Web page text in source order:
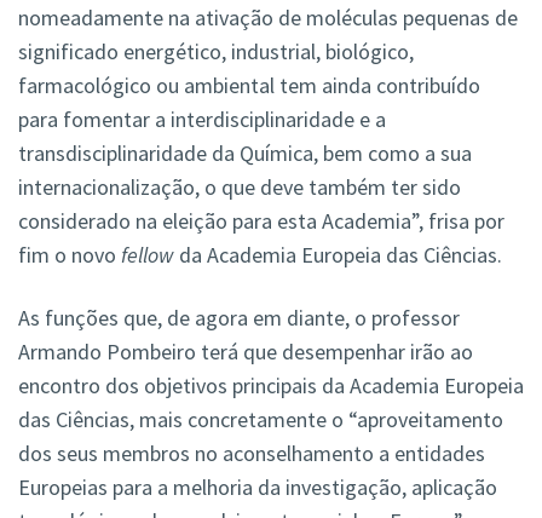
nomeadamente na ativação de moléculas pequenas de
significado energético, industrial, biológico,
farmacológico ou ambiental tem ainda contribuído
para fomentar a interdisciplinaridade e a
transdisciplinaridade da Química, bem como a sua
internacionalização, o que deve também ter sido
considerado na eleição para esta Academia”, frisa por
fim o novo fellow da Academia Europeia das Ciências.
As funções que, de agora em diante, o professor
Armando Pombeiro terá que desempenhar irão ao
encontro dos objetivos principais da Academia Europeia
das Ciências, mais concretamente o “aproveitamento
dos seus membros no aconselhamento a entidades
Europeias para a melhoria da investigação, aplicação